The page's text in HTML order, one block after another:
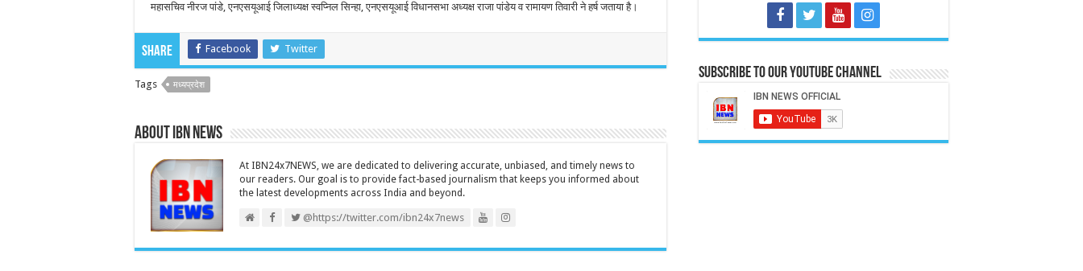
महासचिव नीरज पांडे, एनएसयूआई जिलाध्यक्ष स्वप्निल सिन्हा, एनएसयूआई विधानसभा अध्यक्ष राजा पांडेय व रामायण तिवारी ने हर्ष जताया है।
Share Facebook Twitter
Tags मध्यप्रदेश
About IBN NEWS
At IBN24x7NEWS, we are dedicated to delivering accurate, unbiased, and timely news to
our readers. Our goal is to provide fact-based journalism that keeps you informed about
the latest developments across India and beyond.
@https://twitter.com/ibn24x7news
Subscribe to our Youtube Channel